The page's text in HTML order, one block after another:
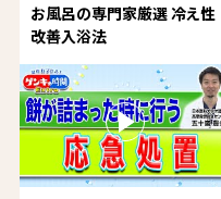
お風呂の専門家厳選 冷え性
改善入浴法